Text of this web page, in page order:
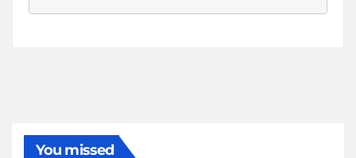
You missed